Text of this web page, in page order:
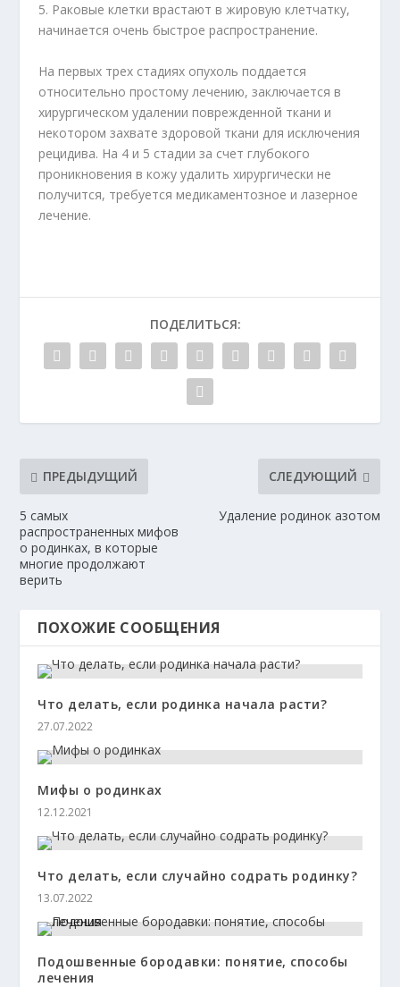
5. Раковые клетки врастают в жировую клетчатку,
начинается очень быстрое распространение.
На первых трех стадиях опухоль поддается
относительно простому лечению, заключается в
хирургическом удалении поврежденной ткани и
некотором захвате здоровой ткани для исключения
рецидива. На 4 и 5 стадии за счет глубокого
проникновения в кожу удалить хирургически не
получится, требуется медикаментозное и лазерное
лечение.
ПОДЕЛИТЬСЯ:
ПРЕДЫДУЩИЙ
5 самых
распространенных мифов
о родинках, в которые
многие продолжают
верить
СЛЕДУЮЩИЙ
Удаление родинок азотом
ПОХОЖИЕ СООБЩЕНИЯ
Что делать, если родинка начала расти?
27.07.2022
Мифы о родинках
12.12.2021
Что делать, если случайно содрать родинку?
13.07.2022
Подошвенные бородавки: понятие, способы
лечения